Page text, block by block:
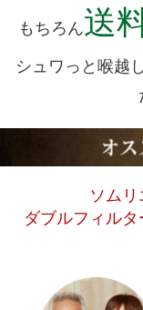
もちろん送
シュワっと喉越
ソムリ
ダブルフィルタ